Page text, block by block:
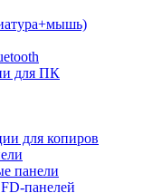
для ПК
для копиров
панели
панелей